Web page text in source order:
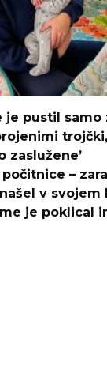
je pustil samo
zaslužene’
–
v svojem
je poklical